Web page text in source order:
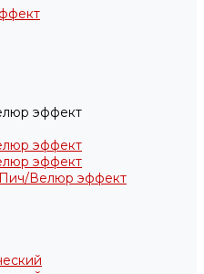
эффект
эффект
эффект
Велюр эффект